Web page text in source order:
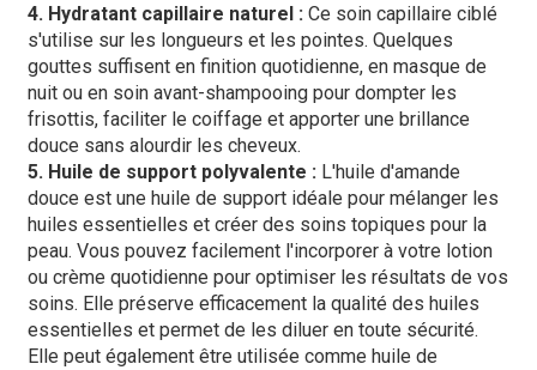
4. Hydratant capillaire naturel : Ce soin capillaire ciblé
s'utilise sur les longueurs et les pointes. Quelques
gouttes suffisent en finition quotidienne, en masque de
nuit ou en soin avant-shampooing pour dompter les
frisottis, faciliter le coiffage et apporter une brillance
douce sans alourdir les cheveux.
5. Huile de support polyvalente : L'huile d'amande
douce est une huile de support idéale pour mélanger les
huiles essentielles et créer des soins topiques pour la
peau. Vous pouvez facilement l'incorporer à votre lotion
ou crème quotidienne pour optimiser les résultats de vos
soins. Elle préserve efficacement la qualité des huiles
essentielles et permet de les diluer en toute sécurité.
Elle peut également être utilisée comme huile de